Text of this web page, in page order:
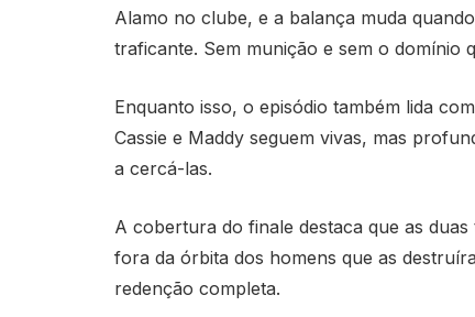
Alamo no clube, e a balança muda
traficante. Sem munição e sem o domínio
Enquanto isso, o episódio também lida
Cassie e Maddy seguem vivas, mas
a cercá-las.
A cobertura do finale destaca que as
fora da órbita dos homens que as
redenção completa.